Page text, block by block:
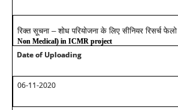
रिक्त सूचना – शोध परियोजना के लिए सीनियर रिसर्च
Non Medical) in ICMR project
Date of Uploading
06-11-2020